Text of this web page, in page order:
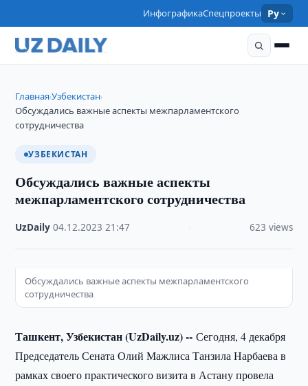
ИнфографикаСпецпроекты Ру
Главная›Узбекистан›
Обсуждались важные аспекты межпарламентского
сотрудничества
УЗБЕКИСТАН
Обсуждались важные аспекты
межпарламентского сотрудничества
UzDaily ·04.12.2023 ·21:47 623 views
Обсуждались важные аспекты межпарламентского
сотрудничества
Ташкент, Узбекистан (UzDaily.uz) -- Сегодня, 4 декабря
Председатель Сената Олий Мажлиса Танзила Нарбаева в
рамках своего практического визита в Астану провела